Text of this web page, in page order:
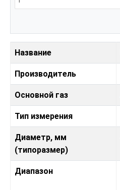
Название
Производитель
Основной газ
Тип измерения
Диаметр, мм
(типоразмер)
Диапазон